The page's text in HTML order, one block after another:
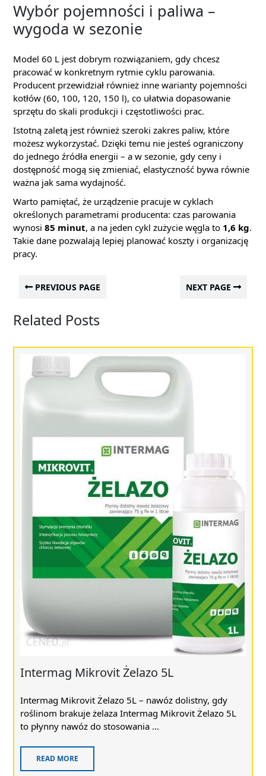
Wybór pojemności i paliwa –
wygoda w sezonie
Model 60 L jest dobrym rozwiązaniem, gdy chcesz
pracować w konkretnym rytmie cyklu parowania.
Producent przewidział również inne warianty pojemności
kotłów (60, 100, 120, 150 l), co ułatwia dopasowanie
sprzętu do skali produkcji i częstotliwości prac.
Istotną zaletą jest również szeroki zakres paliw, które
możesz wykorzystać. Dzięki temu nie jesteś ograniczony
do jednego źródła energii – a w sezonie, gdy ceny i
dostępność mogą się zmieniać, elastyczność bywa równie
ważna jak sama wydajność.
Warto pamiętać, że urządzenie pracuje w cyklach
określonych parametrami producenta: czas parowania
wynosi 85 minut, a na jeden cykl zużycie węgla to 1,6 kg.
Takie dane pozwalają lepiej planować koszty i organizację
pracy.
PREVIOUS PAGE NEXT PAGE
Related Posts
Intermag Mikrovit Żelazo 5L
Intermag Mikrovit Żelazo 5L – nawóz dolistny, gdy
roślinom brakuje żelaza Intermag Mikrovit Żelazo 5L
to płynny nawóz do stosowania ...
READ MORE